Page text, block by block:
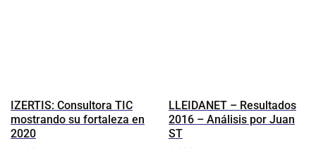
IZERTIS: Consultora TIC
mostrando su fortaleza en
2020
LLEIDANET – Resultados
2016 – Análisis por Juan
ST